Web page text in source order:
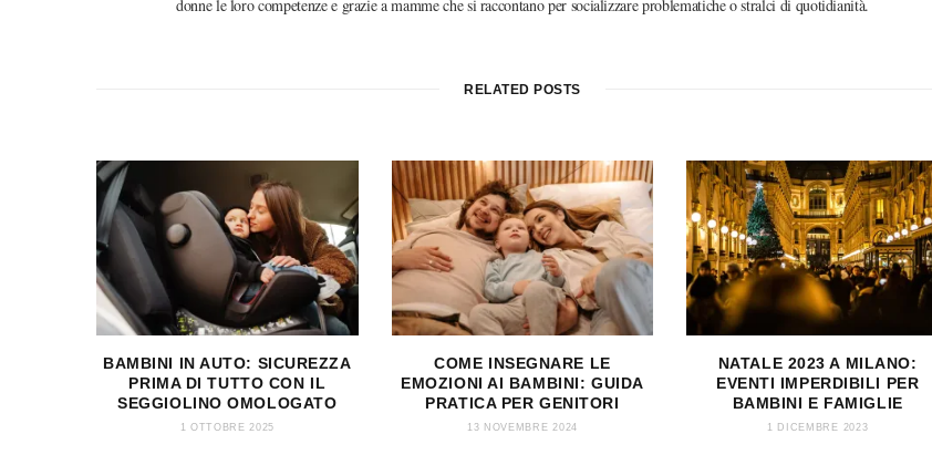
donne le loro competenze e grazie a mamme che si raccontano per socializzare problematiche o stralci di quotidianità.
RELATED POSTS
BAMBINI IN AUTO: SICUREZZA
PRIMA DI TUTTO CON IL
SEGGIOLINO OMOLOGATO
1 OTTOBRE 2025
COME INSEGNARE LE
EMOZIONI AI BAMBINI: GUIDA
PRATICA PER GENITORI
13 NOVEMBRE 2024
NATALE 2023 A MILANO:
EVENTI IMPERDIBILI PER
BAMBINI E FAMIGLIE
1 DICEMBRE 2023